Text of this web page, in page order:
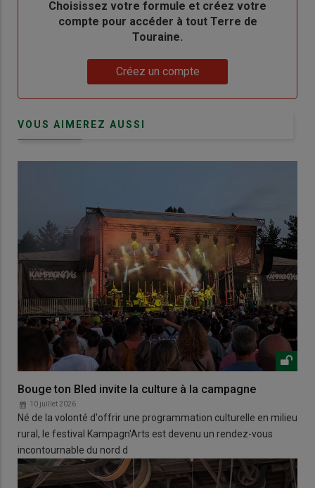
BodyChoisissez votre formule et créez votre
compte pour accéder à tout Terre de
Touraine.
Créez un compte
VOUS AIMEREZ AUSSI
Bouge ton Bled invite la culture à la campagne
10 juillet 2026
Né de la volonté d'offrir une programmation culturelle en milieu
rural, le festival Kampagn'Arts est devenu un rendez-vous
incontournable du nord d